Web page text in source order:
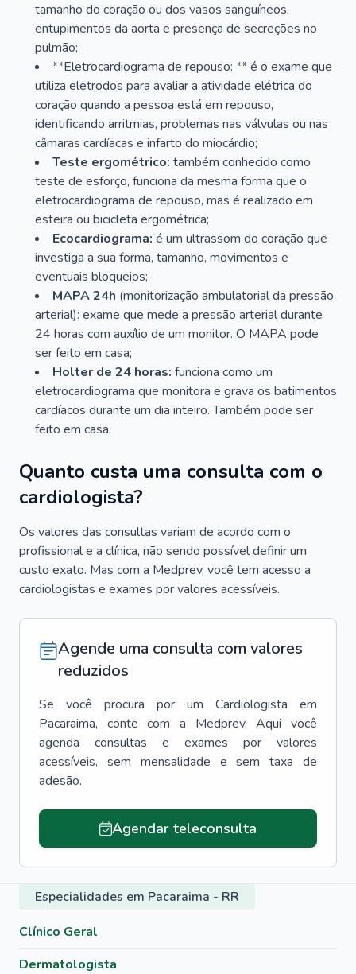
tamanho do coração ou dos vasos sanguíneos,
entupimentos da aorta e presença de secreções no
pulmão;
**Eletrocardiograma de repouso: ** é o exame que
utiliza eletrodos para avaliar a atividade elétrica do
coração quando a pessoa está em repouso,
identificando arritmias, problemas nas válvulas ou nas
câmaras cardíacas e infarto do miocárdio;
Teste ergométrico: também conhecido como
teste de esforço, funciona da mesma forma que o
eletrocardiograma de repouso, mas é realizado em
esteira ou bicicleta ergométrica;
Ecocardiograma: é um ultrassom do coração que
investiga a sua forma, tamanho, movimentos e
eventuais bloqueios;
MAPA 24h (monitorização ambulatorial da pressão
arterial): exame que mede a pressão arterial durante
24 horas com auxílio de um monitor. O MAPA pode
ser feito em casa;
Holter de 24 horas: funciona como um
eletrocardiograma que monitora e grava os batimentos
cardíacos durante um dia inteiro. Também pode ser
feito em casa.
Quanto custa uma consulta com o
cardiologista?
Os valores das consultas variam de acordo com o
profissional e a clínica, não sendo possível definir um
custo exato. Mas com a Medprev, você tem acesso a
cardiologistas e exames por valores acessíveis.
Agende uma consulta com valores
reduzidos
Se você procura por um Cardiologista
em
Pacaraima, conte com a Medprev. Aqui você
agenda consultas e exames por valores
acessíveis, sem mensalidade e sem taxa de
adesão.
Agendar teleconsulta
Especialidades em Pacaraima - RR
Clínico Geral
Dermatologista